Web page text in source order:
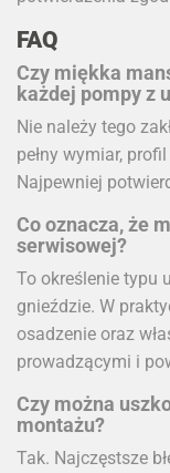
FAQ
Czy miękka
każdej pompy z
Nie należy tego
pełny wymiar,
Najpewniej
Co oznacza, że
serwisowej?
To określenie typu
gnieździe. W
osadzenie oraz
prowadzącymi i
Czy można
montażu?
Tak. Najczęstsze